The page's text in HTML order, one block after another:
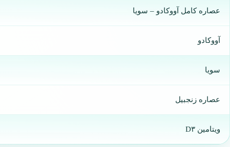
عصاره کامل آووکادو – سویا
آووکادو
سویا
عصاره زنجبیل
ویتامین D۳